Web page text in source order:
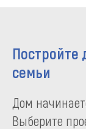
семьи
Дом
Выберите